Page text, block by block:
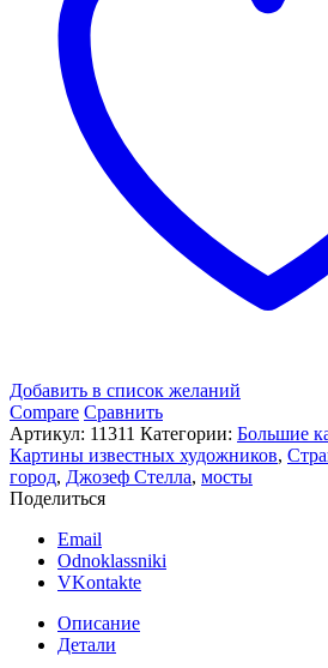
Добавить в список желаний
Compare Сравнить
Артикул: 11311 Категории: Большие
Картины известных художников,
город, Джозеф Стелла, мосты
Поделиться
Email
Odnoklassniki
VKontakte
Описание
Детали